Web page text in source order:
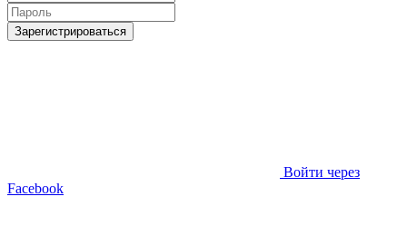
Зарегистрироваться
Войти через
Facebook